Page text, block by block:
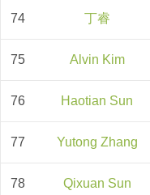
74 丁睿
75 Alvin Kim
76 Haotian Sun
77 Yutong Zhang
78 Qixuan Sun